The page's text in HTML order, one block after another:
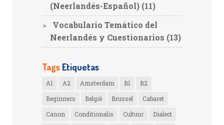
(Neerlandés-Español) (11)
►
Vocabulario Temático del
Neerlandés y Cuestionarios (13)
Tags Etiquetas
A1 A2 Amsterdam B1
B2
Beginners
België Brussel
Cabaret
Canon
Conditionalis Cultuur
Dialect